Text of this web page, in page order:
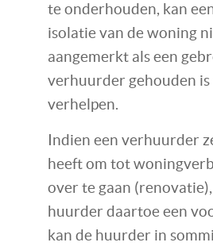
te onderhouden, kan
isolatie van de woning
aangemerkt als een
verhuurder gehouden is
verhelpen.
Indien een verhuurder
heeft om tot
over te gaan
huurder daartoe een
kan de huurder in